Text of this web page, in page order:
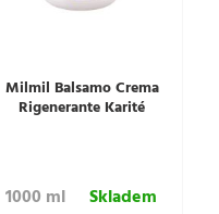
Milmil Balsamo Crema
Rigenerante Karité
1000 ml Skladem